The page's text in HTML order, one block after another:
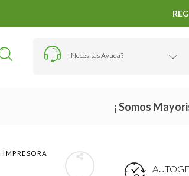
¿Necesitas Ayuda?
¡ Somos